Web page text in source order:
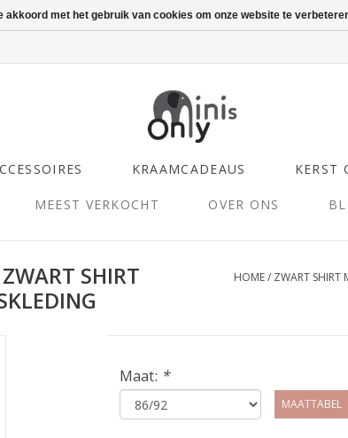
KRAAMCADEAUS KERST
MEEST VERKOCHT OVER ONS
SHIRT
HOME/ ZWART SHIRT
Maat: *
MAATTABEL
akkoord met het gebruik van cookies om onze website te